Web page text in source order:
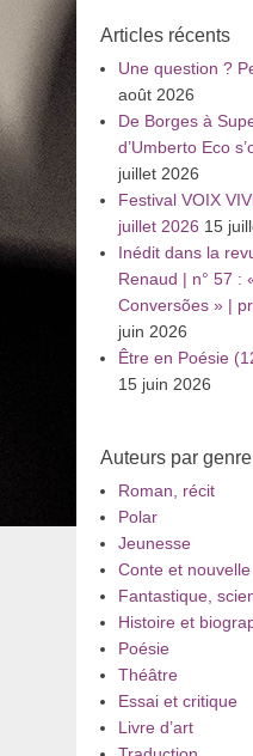
Articles récents
Une question ?
août 2026
De Borges à
d’Umberto Eco
juillet 2026
Festival VOIX
juillet 2026 15
Inédit dans la
Renaud | n° 57 :
Conversões » |
juin 2026
Être en Poésie
15 juin 2026
Auteurs par genre
Roman, récit
Polar
Jeunesse
Conte et nouvelle
Fantastique,
Histoire et
Poésie
Théâtre
Essai et critique
Livre d’art